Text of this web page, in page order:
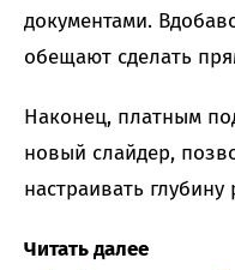
документами.
обещают сделать
Наконец, платным
новый слайдер,
настраивать
Читать далее